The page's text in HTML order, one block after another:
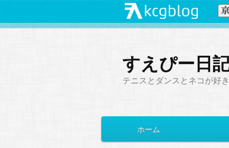
すえぴー日
テニスとダンスとネコが好
イ
メ
サ
ホーム